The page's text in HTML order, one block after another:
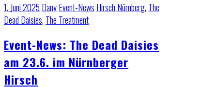
1. Juni 2025 DanyEvent-News Hirsch Nürnberg, The
Dead Daisies, The Treatment
Event-News: The Dead Daisies
am 23.6. im Nürnberger
Hirsch